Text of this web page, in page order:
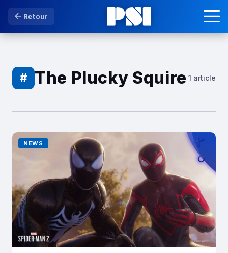
Retour
# The Plucky Squire 1 article
NEWS